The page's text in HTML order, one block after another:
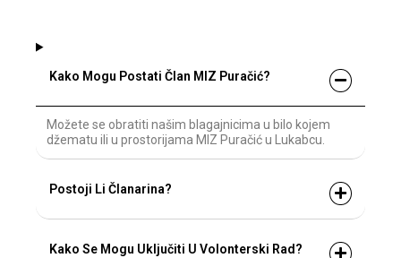
Kako Mogu Postati Član MIZ Puračić?
Možete se obratiti našim blagajnicima u bilo kojem
džematu ili u prostorijama MIZ Puračić u Lukabcu.
Postoji Li Članarina?
Kako Se Mogu Uključiti U Volonterski Rad?